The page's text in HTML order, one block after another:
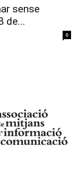
sense
de...
0